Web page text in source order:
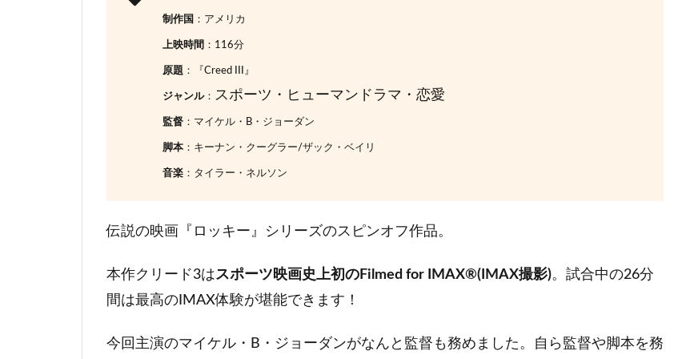
制作国 ：アメリカ
上映時間 ：116分
原題 ：『Creed III』
ジャンル： スポーツ・ヒューマンドラマ・恋愛
監督 ：マイケル・B・ジョーダン
脚本 ：キーナン・クーグラー/ザック・ベイリ
音楽 ：タイラー・ネルソン
伝説の映画『ロッキー』シリーズのスピンオフ作品。
本作クリード3はスポーツ映画史上初のFilmed for IMAX®(IMAX撮影)。試合中の26分
間は最高のIMAX体験が堪能できます！
今回主演のマイケル・B・ジョーダンがなんと監督も務めました。自ら監督や脚本を務